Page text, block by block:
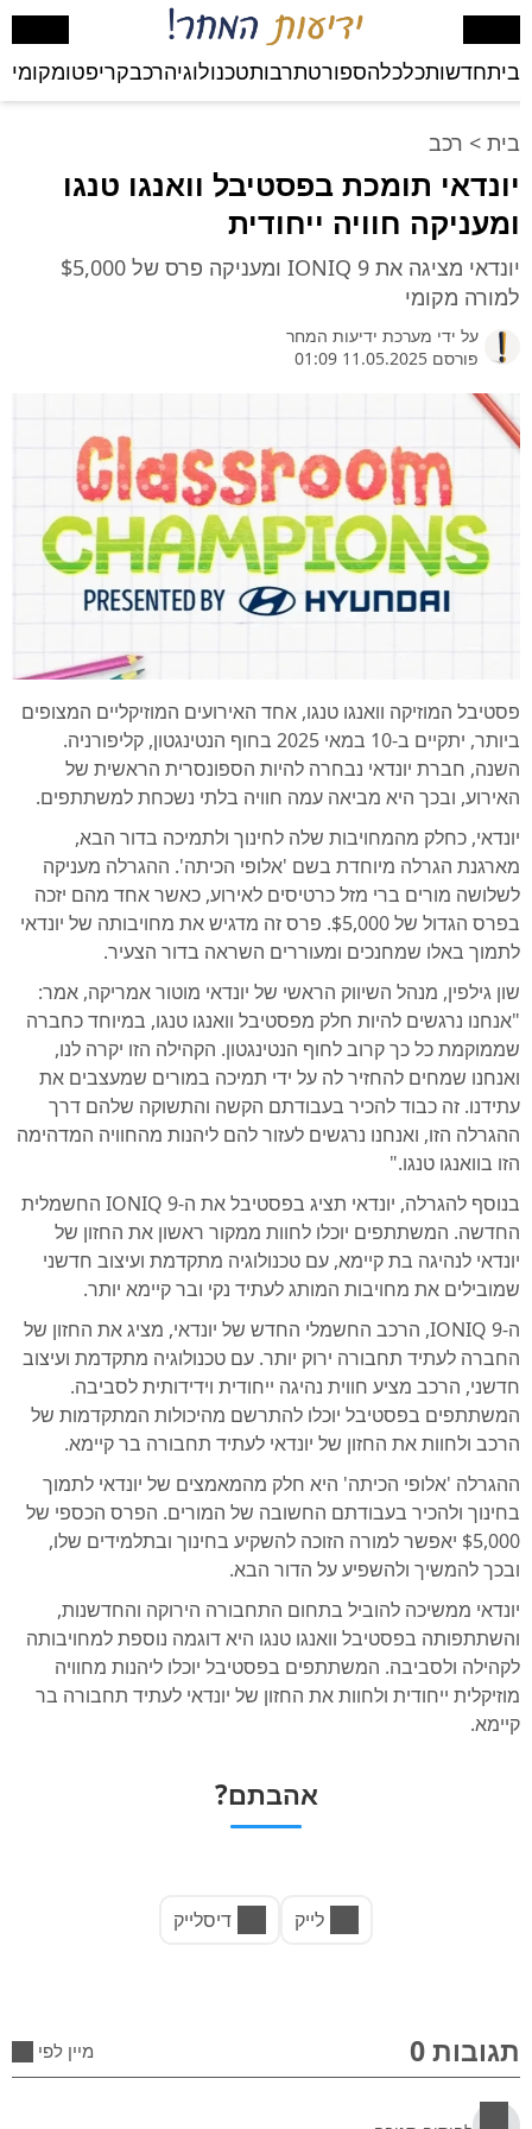
ביתחדשותכלכלהספורטתרבותטכנולוגיהרכבקריפטומקומי
בית > רכב
יונדאי תומכת בפסטיבל וואנגו טנגו
ומעניקה חוויה ייחודית
יונדאי מציגה את IONIQ 9 ומעניקה פרס של $5,000
למורה מקומי
על ידי מערכת ידיעות המחר
פורסם 11.05.2025 01:09
פסטיבל המוזיקה וואנגו טנגו, אחד האירועים המוזיקליים המצופים
ביותר, יתקיים ב-10 במאי 2025 בחוף הנטינגטון, קליפורניה.
השנה, חברת יונדאי נבחרה להיות הספונסרית הראשית של
האירוע, ובכך היא מביאה עמה חוויה בלתי נשכחת למשתתפים.
יונדאי, כחלק מהמחויבות שלה לחינוך ולתמיכה בדור הבא,
מארגנת הגרלה מיוחדת בשם 'אלופי הכיתה'. ההגרלה מעניקה
לשלושה מורים ברי מזל כרטיסים לאירוע, כאשר אחד מהם יזכה
בפרס הגדול של $5,000. פרס זה מדגיש את מחויבותה של יונדאי
לתמוך באלו שמחנכים ומעוררים השראה בדור הצעיר.
שון גילפין, מנהל השיווק הראשי של יונדאי מוטור אמריקה, אמר:
"אנחנו נרגשים להיות חלק מפסטיבל וואנגו טנגו, במיוחד כחברה
שממוקמת כל כך קרוב לחוף הנטינגטון. הקהילה הזו יקרה לנו,
ואנחנו שמחים להחזיר לה על ידי תמיכה במורים שמעצבים את
עתידנו. זה כבוד להכיר בעבודתם הקשה והתשוקה שלהם דרך
ההגרלה הזו, ואנחנו נרגשים לעזור להם ליהנות מהחוויה המדהימה
הזו בוואנגו טנגו."
בנוסף להגרלה, יונדאי תציג בפסטיבל את ה-IONIQ 9 החשמלית
החדשה. המשתתפים יוכלו לחוות ממקור ראשון את החזון של
יונדאי לנהיגה בת קיימא, עם טכנולוגיה מתקדמת ועיצוב חדשני
שמובילים את מחויבות המותג לעתיד נקי ובר קיימא יותר.
ה-IONIQ 9, הרכב החשמלי החדש של יונדאי, מציג את החזון של
החברה לעתיד תחבורה ירוק יותר. עם טכנולוגיה מתקדמת ועיצוב
חדשני, הרכב מציע חווית נהיגה ייחודית וידידותית לסביבה.
המשתתפים בפסטיבל יוכלו להתרשם מהיכולות המתקדמות של
הרכב ולחוות את החזון של יונדאי לעתיד תחבורה בר קיימא.
ההגרלה 'אלופי הכיתה' היא חלק מהמאמצים של יונדאי לתמוך
בחינוך ולהכיר בעבודתם החשובה של המורים. הפרס הכספי של
$5,000 יאפשר למורה הזוכה להשקיע בחינוך ובתלמידים שלו,
ובכך להמשיך ולהשפיע על הדור הבא.
יונדאי ממשיכה להוביל בתחום התחבורה הירוקה והחדשנות,
והשתתפותה בפסטיבל וואנגו טנגו היא דוגמה נוספת למחויבותה
לקהילה ולסביבה. המשתתפים בפסטיבל יוכלו ליהנות מחוויה
מוזיקלית ייחודית ולחוות את החזון של יונדאי לעתיד תחבורה בר
קיימא.
אהבתם?
לייק דיסלייק
תגובות 0 מיין לפי